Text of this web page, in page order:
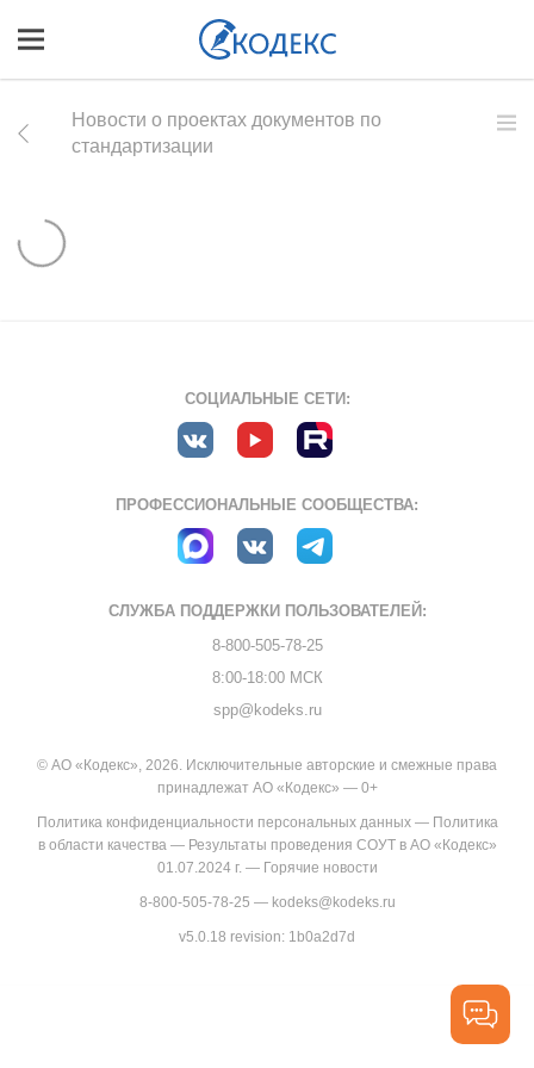
Новости о проектах документов по
стандартизации
СОЦИАЛЬНЫЕ СЕТИ:
ПРОФЕССИОНАЛЬНЫЕ СООБЩЕСТВА:
СЛУЖБА ПОДДЕРЖКИ ПОЛЬЗОВАТЕЛЕЙ:
8-800-505-78-25
8:00-18:00 МСК
spp@kodeks.ru
© АО «Кодекс», 2026. Исключительные авторские и смежные права
принадлежат АО «Кодекс» — 0+
Политика конфиденциальности персональных данных— Политика
в области качества— Результаты проведения СОУТ в АО «Кодекс»
01.07.2024 г.— Горячие новости
8-800-505-78-25 — kodeks@kodeks.ru
v5.0.18 revision: 1b0a2d7d